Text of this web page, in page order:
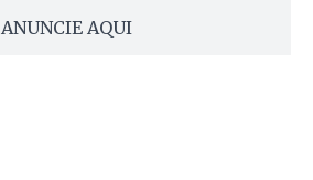
ANUNCIE AQUI